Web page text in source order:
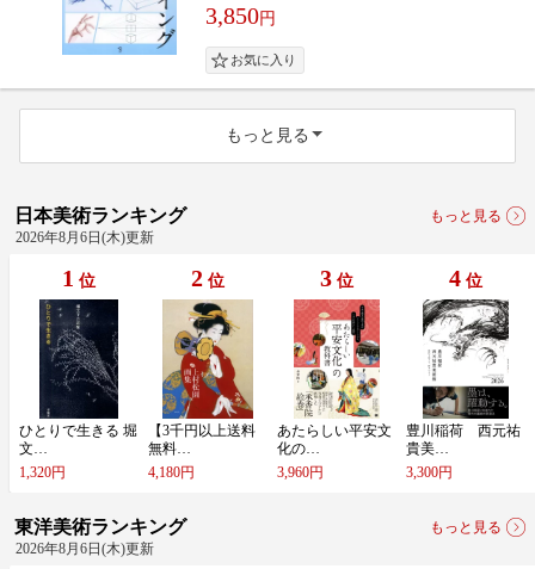
3,850円
もっと見る
日本美術ランキング
もっと見る
2026年8月6日(木)更新
1 位
ひ​と​り​で​生​き​る​ ​堀​
文​…
1,320円
2 位
【​3​千​円​以​上​送​料​
無​料​…
4,180円
3 位
あ​た​ら​し​い​平​安​文​
化​の​…
3,960円
4 位
豊​川​稲​荷​ ​西​元​祐​
貴​美​…
3,300円
東洋美術ランキング
もっと見る
2026年8月6日(木)更新